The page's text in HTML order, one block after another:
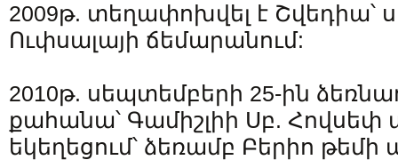
2009թ. տեղափոխվել է Շվեդիա՝
Ուփսալայի ճեմարանում:
2010թ. սեպտեմբերի 25-ին
քահանա՝ Գամիշլիի Սբ.
եկեղեցում՝ ձեռամբ Բերիո